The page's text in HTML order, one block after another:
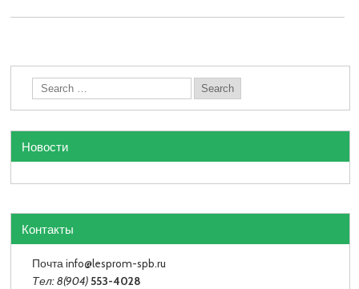
Новости
Контакты
Почта info@lesprom-spb.ru
Тел: 8(904) 553-4028